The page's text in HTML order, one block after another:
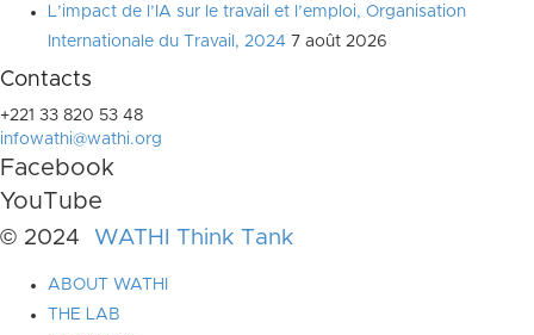
L’impact de l’IA sur le travail et l’emploi, Organisation
Internationale du Travail, 2024 7 août 2026
Contacts
+221 33 820 53 48
infowathi@wathi.org
Facebook
YouTube
© 2024 WATHI Think Tank
ABOUT WATHI
THE LAB